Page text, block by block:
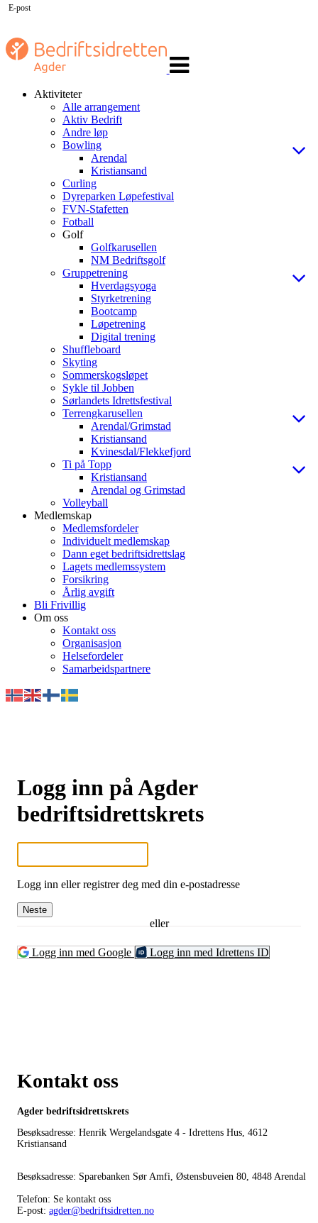
navigasjon
Aktiviteter
Alle arrangement
Aktiv Bedrift
Andre løp
Bowling
Arendal
Kristiansand
Curling
Dyreparken Løpefestival
FVN-Stafetten
Fotball
Golf
Golfkarusellen
NM Bedriftsgolf
Gruppetrening
Hverdagsyoga
Styrketrening
Bootcamp
Løpetrening
Digital trening
Shuffleboard
Skyting
Sommerskogsløpet
Sykle til Jobben
Sørlandets Idrettsfestival
Terrengkarusellen
Arendal/Grimstad
Kristiansand
Kvinesdal/Flekkefjord
Ti på Topp
Kristiansand
Arendal og Grimstad
Volleyball
Medlemskap
Medlemsfordeler
Individuelt medlemskap
Dann eget bedriftsidrettslag
Lagets medlemssystem
Forsikring
Årlig avgift
Bli Frivillig
Om oss
Kontakt oss
Organisasjon
Helsefordeler
Samarbeidspartnere
Logg inn på Agder
bedriftsidrettskrets
E-post
Logg inn eller registrer deg med din e-postadresse
Neste
eller
Logg inn med Google Logg inn med Idrettens ID
Kontakt oss
Agder bedriftsidrettskrets
Besøksadresse: Henrik Wergelandsgate 4 - Idrettens Hus, 4612
Kristiansand
Besøksadresse: Sparebanken Sør Amfi, Østensbuveien 80, 4848 Arendal
Telefon: Se kontakt oss
E-post: agder@bedriftsidretten.no